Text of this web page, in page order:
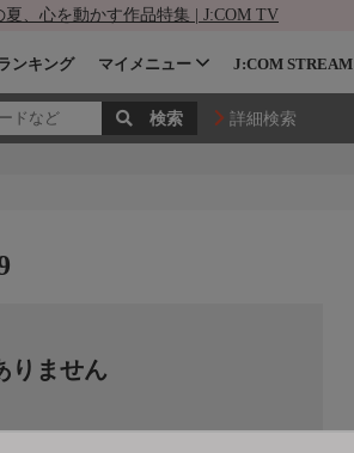
夏、心を動かす作品特集 | J:COM TV
ンキング マイメニュー J:COM STREAM
詳細検索
りません